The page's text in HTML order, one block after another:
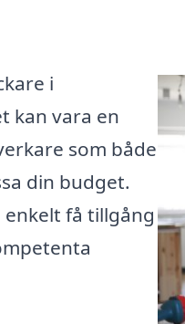
i
kan vara en
som både
din budget.
få tillgång